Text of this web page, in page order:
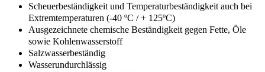
Scheuerbeständigkeit und Temperaturbeständigkeit auch bei
Extremtemperaturen (-40 ºC / + 125ºC)
Ausgezeichnete chemische Beständigkeit gegen Fette, Öle
sowie Kohlenwasserstoff
Salzwasserbeständig
Wasserundurchlässig